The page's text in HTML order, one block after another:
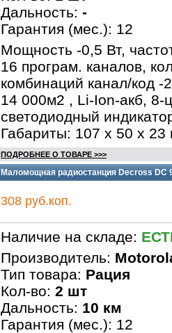
Дальность: -
Гарантия (мес.): 12
Мощность -0,5 Вт,
16 програм. каналов,
комбинаций канал/код -
14 000м2 , Li-Ion-акб, 8-
светодиодный
Габариты: 107 х 50 х 23
ПОДРОБНЕЕ О ТОВАРЕ >>>
Маломощная радиостанция Decross DC
308 руб.коп.
Наличие на складе:
Производитель:
Тип товара: Рация
Кол-во: 2 шт
Дальность: 10 км
Гарантия (мес.): 12